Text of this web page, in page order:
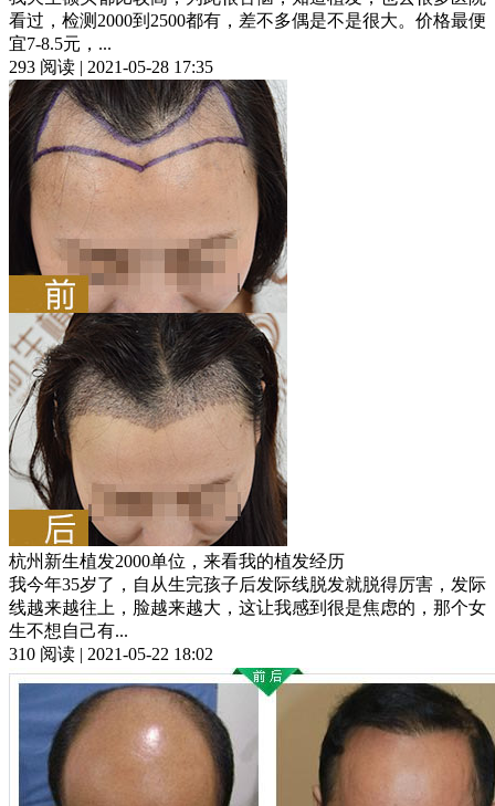
看过，检测2000到2500都有，差不多偶是不是很大。价格最便
宜7-8.5元，...
293 阅读 | 2021-05-28 17:35
杭州新生植发2000单位，来看我的植发经历
我今年35岁了，自从生完孩子后发际线脱发就脱得厉害，发际
线越来越往上，脸越来越大，这让我感到很是焦虑的，那个女
生不想自己有...
310 阅读 | 2021-05-22 18:02